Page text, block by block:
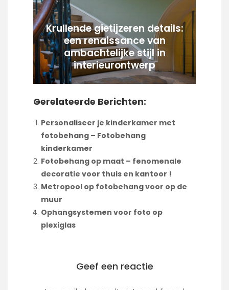
Krullende gietijzeren details:
een renaissance van
ambachtelijke stijl in
interieurontwerp
Gerelateerde Berichten:
Personaliseer je kinderkamer met
fotobehang – Fotobehang
kinderkamer
Fotobehang op maat – fenomenale
decoratie voor thuis en kantoor !
Metropool op fotobehang voor op de
muur
Ophangsystemen voor foto op
plexiglas
Geef een reactie